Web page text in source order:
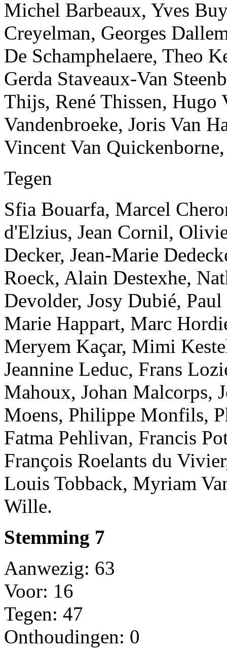
Michel Barbeaux, Yves
Creyelman, Georges
De Schamphelaere, Theo
Gerda Staveaux-Van
Thijs, René Thissen, Hugo
Vandenbroeke, Joris Van
Vincent Van
Tegen
Sfia Bouarfa, Marcel
d'Elzius, Jean Cornil,
Decker, Jean-Marie
Roeck, Alain Destexhe,
Devolder, Josy Dubié,
Marie Happart, Marc
Meryem Kaçar, Mimi
Jeannine Leduc, Frans
Mahoux, Johan Malcorps,
Moens, Philippe Monfils,
Fatma Pehlivan, Francis
François Roelants du
Louis Tobback, Myriam
Wille.
Stemming 7
Aanwezig: 63
Voor: 16
Tegen: 47
Onthoudingen: 0